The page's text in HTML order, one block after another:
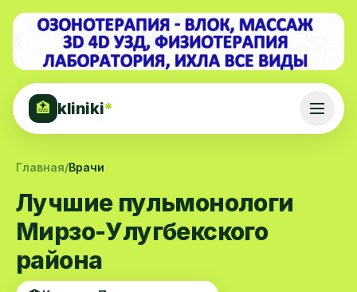
🏥 kliniki*
Главная/Врачи
Лучшие пульмонологи
Мирзо-Улугбекского
района